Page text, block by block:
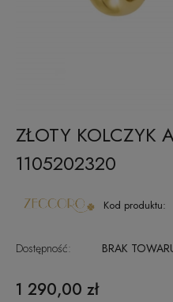
ZŁOTY KOLCZYK
1105202320
Kod produktu:
Dostępność: BRAK
1 290,00 zł